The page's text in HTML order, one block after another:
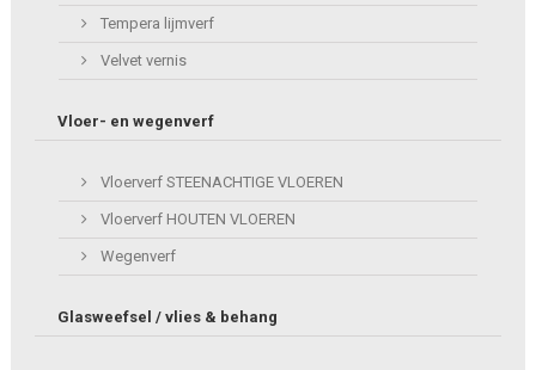
Tempera lijmverf
Velvet vernis
Vloer- en wegenverf
Vloerverf STEENACHTIGE VLOEREN
Vloerverf HOUTEN VLOEREN
Wegenverf
Glasweefsel / vlies & behang